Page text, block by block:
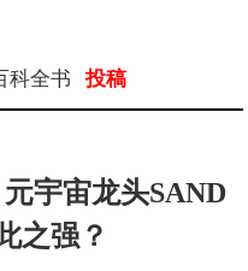
科全书 投稿
宇宙龙头SAND
之强？